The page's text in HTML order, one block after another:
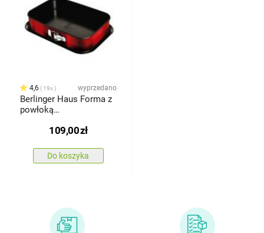
4,6 19x wyprzedano
Berlinger Haus Forma z
powłoką
Burgundy Metallic Line,
109,00zł
Do koszyka